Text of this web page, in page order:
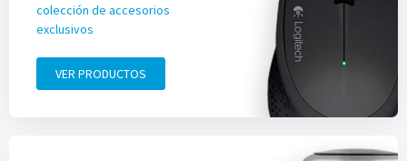
colección de accesorios
exclusivos
VER PRODUCTOS